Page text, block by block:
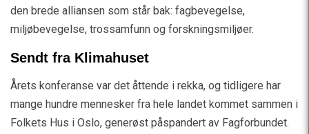
den brede alliansen som står bak: fagbevegelse,
miljøbevegelse, trossamfunn og forskningsmiljøer.
Sendt fra Klimahuset
Årets konferanse var det åttende i rekka, og tidligere har
mange hundre mennesker fra hele landet kommet sammen i
Folkets Hus i Oslo, generøst påspandert av Fagforbundet.